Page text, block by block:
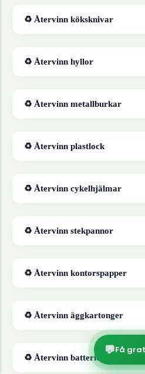
♻ Återvinn köksknivar
♻ Återvinn hyllor
♻ Återvinn metallburkar
♻ Återvinn plastlock
♻ Återvinn cykelhjälmar
♻ Återvinn stekpannor
♻ Återvinn kontorspapper
♻ Återvinn äggkartonger
♻ Återvinn batterier
💬Få